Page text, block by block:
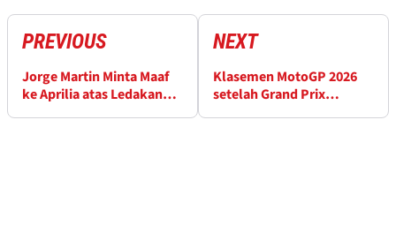
PREVIOUS
Jorge Martin Minta Maaf
ke Aprilia atas Ledakan
NEXT
Klasemen MotoGP 2026
setelah Grand Prix